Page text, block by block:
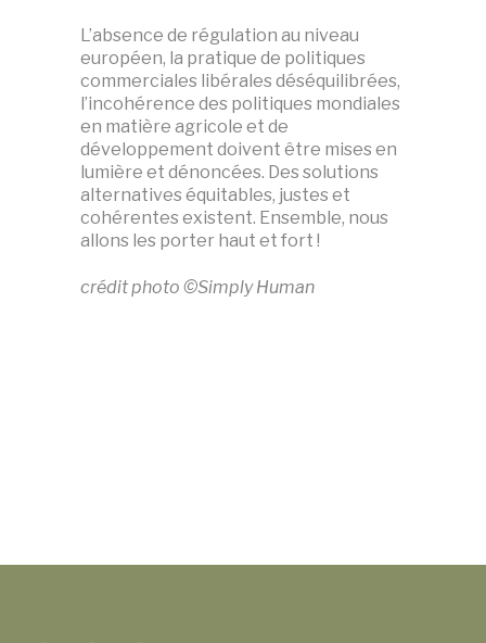
L’absence de régulation au niveau
européen, la pratique de politiques
commerciales libérales déséquilibrées,
l’incohérence des politiques mondiales
en matière agricole et de
développement doivent être mises en
lumière et dénoncées. Des solutions
alternatives équitables, justes et
cohérentes existent. Ensemble, nous
allons les porter haut et fort !
crédit photo ©Simply Human